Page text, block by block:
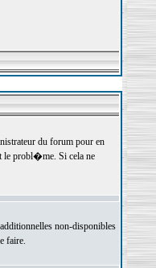
du forum pour en
probl�me. Si cela ne
non-disponibles
faire.